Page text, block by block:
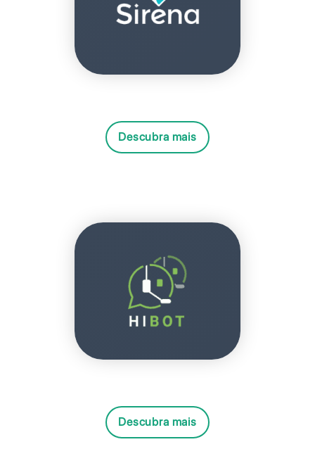
Descubra mais